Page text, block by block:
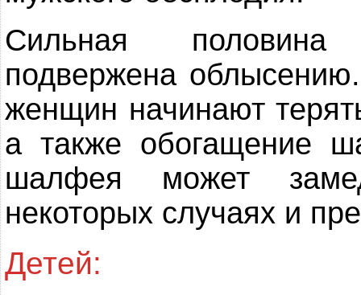
Сильная половина
подвержена
женщин начинают
а также обогащение
шалфея может
некоторых случаях и
Детей: